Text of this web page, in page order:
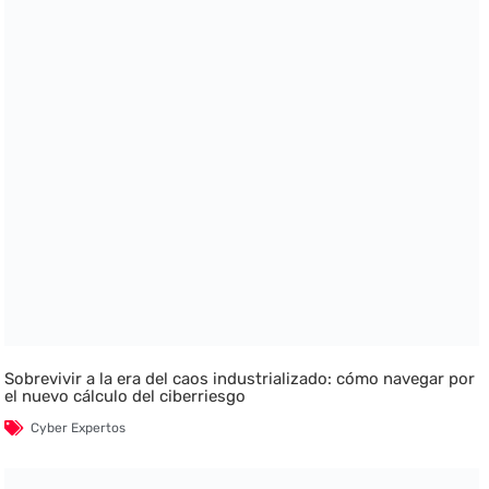
Sobrevivir a la era del caos industrializado: cómo navegar por
el nuevo cálculo del ciberriesgo
Cyber Expertos